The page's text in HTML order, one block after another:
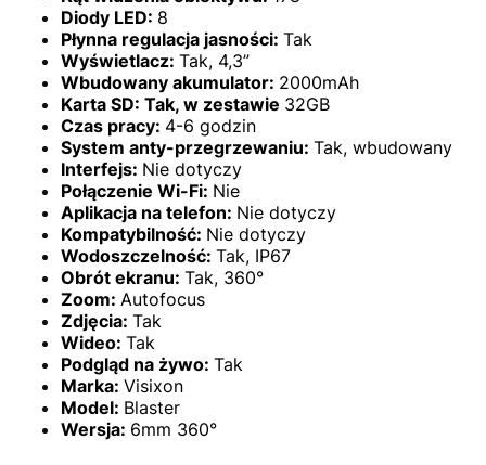
Diody LED: 8
Płynna regulacja jasności: Tak
Wyświetlacz: Tak, 4,3”
Wbudowany akumulator: 2000mAh
Karta SD: Tak, w zestawie 32GB
Czas pracy: 4-6 godzin
System anty-przegrzewaniu: Tak, wbudowany
Interfejs: Nie dotyczy
Połączenie Wi-Fi: Nie
Aplikacja na telefon: Nie dotyczy
Kompatybilność: Nie dotyczy
Wodoszczelność: Tak, IP67
Obrót ekranu: Tak, 360°
Zoom: Autofocus
Zdjęcia: Tak
Wideo: Tak
Podgląd na żywo: Tak
Marka: Visixon
Model: Blaster
Wersja: 6mm 360°